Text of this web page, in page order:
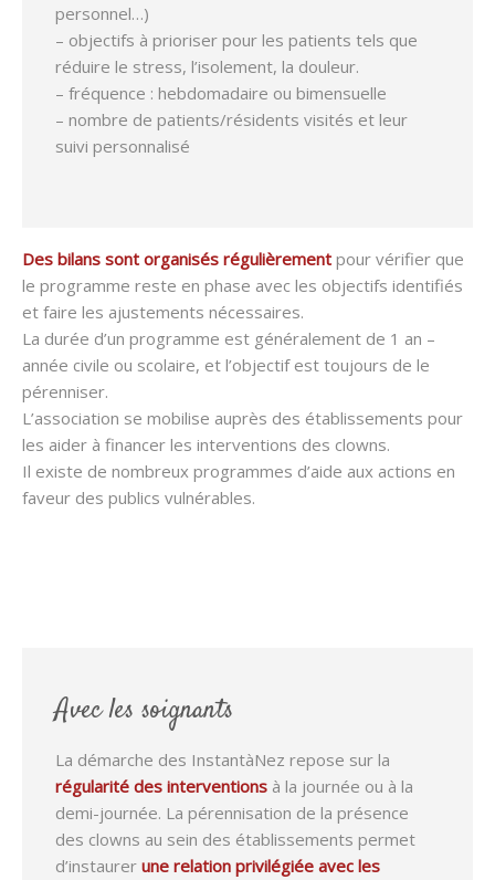
personnel…)
– objectifs à prioriser pour les patients tels que
réduire le stress, l’isolement, la douleur.
– fréquence : hebdomadaire ou bimensuelle
– nombre de patients/résidents visités et leur
suivi personnalisé
Des bilans sont organisés régulièrement pour vérifier que
le programme reste en phase avec les objectifs identifiés
et faire les ajustements nécessaires.
La durée d’un programme est généralement de 1 an –
année civile ou scolaire, et l’objectif est toujours de le
pérenniser.
L’association se mobilise auprès des établissements pour
les aider à financer les interventions des clowns.
Il existe de nombreux programmes d’aide aux actions en
faveur des publics vulnérables.
Avec les soignants
La démarche des InstantàNez repose sur la
régularité des interventions à la journée ou à la
demi-journée. La pérennisation de la présence
des clowns au sein des établissements permet
d’instaurer une relation privilégiée avec les